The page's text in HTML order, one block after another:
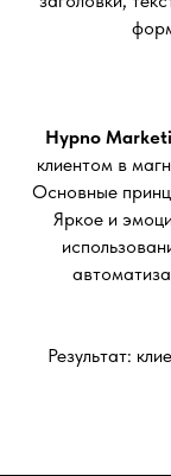
Hypno
клиентом в
Основные
Яркое и
Результат: